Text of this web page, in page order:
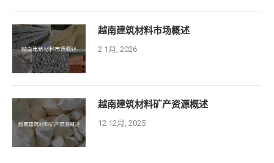
越南建筑材料市场概述
2 1月, 2026
越南建筑材料矿产资源概述
12 12月, 2025